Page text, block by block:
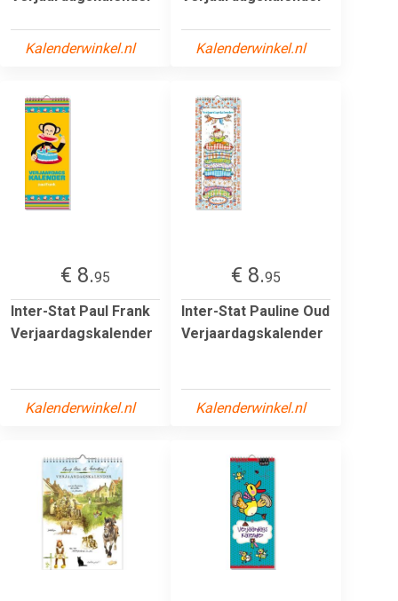
Kalenderwinkel.nl Kalenderwinkel.nl
€ 8.95
Inter-Stat Paul Frank
Verjaardagskalender
Kalenderwinkel.nl
€ 8.95
Inter-Stat Pauline Oud
Verjaardagskalender
Kalenderwinkel.nl